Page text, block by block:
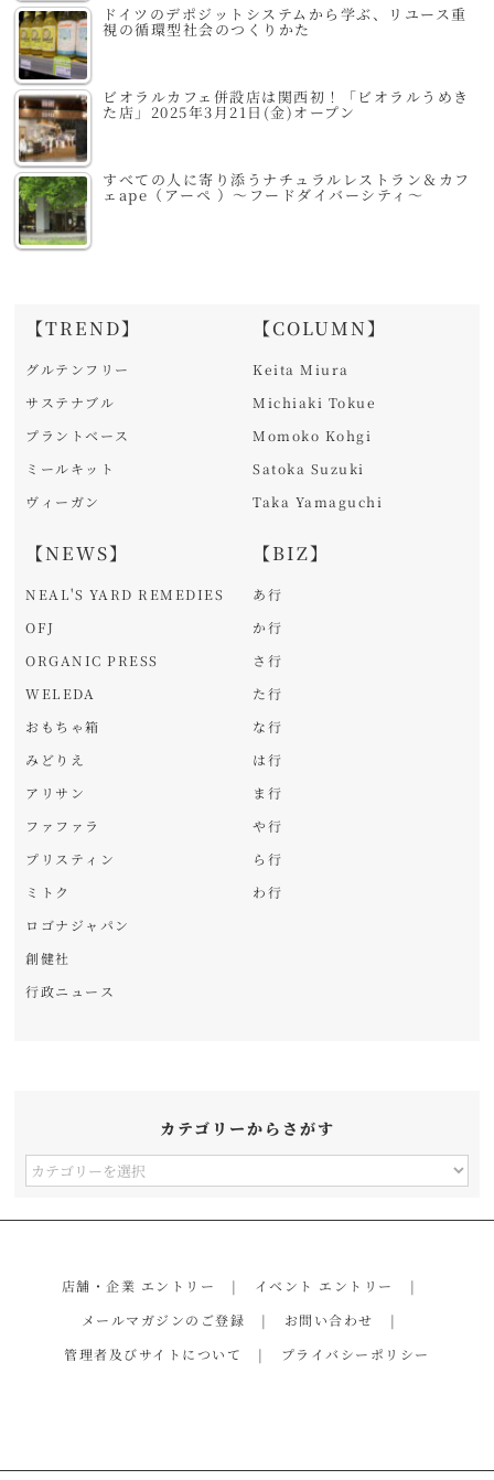
ドイツのデポジットシステムから学ぶ、リユース重
視の循環型社会のつくりかた
ビオラルカフェ併設店は関西初！「ビオラルうめき
た店」2025年3月21日(金)オープン
すべての人に寄り添うナチュラルレストラン＆カフ
ェape（アーペ ）～フードダイバーシティ～
【TREND】
グルテンフリー
サステナブル
プラントベース
ミールキット
ヴィーガン
【NEWS】
NEAL'S YARD REMEDIES
OFJ
ORGANIC PRESS
WELEDA
おもちゃ箱
みどりえ
アリサン
ファファラ
プリスティン
ミトク
ロゴナジャパン
創健社
行政ニュース
【COLUMN】
Keita Miura
Michiaki Tokue
Momoko Kohgi
Satoka Suzuki
Taka Yamaguchi
【BIZ】
あ行
か行
さ行
た行
な行
は行
ま行
や行
ら行
わ行
カテゴリーからさがす
カ
す
店舗・企業 エントリー
イベント エントリー
メールマガジンのご登録
お問い合わせ
管理者及びサイトについて
プライバシーポリシー